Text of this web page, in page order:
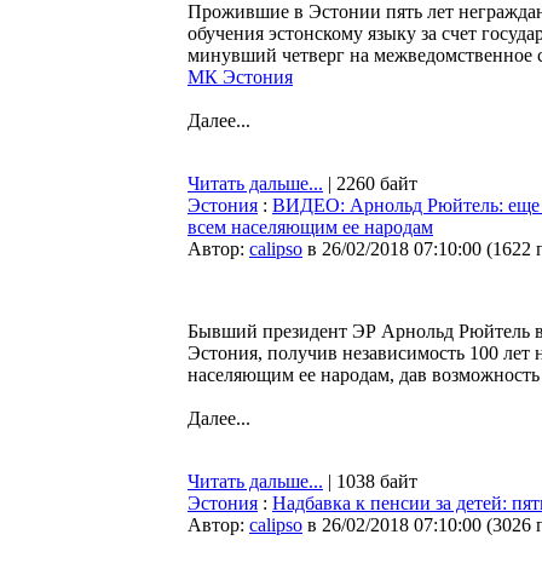
Прожившие в Эстонии пять лет
обучения эстонскому языку за счет
минувший четверг на межведомственное
МК Эстония
Далее...
Читать дальше... | 2260 байт
Эстония : ВИДЕО: Арнольд Рюйтель: еще
всем населяющим ее народам
Автор: calipso в 26/02/2018 07:10:00 (1622
Бывший президент ЭР Арнольд Рюйтель
Эстония, получив независимость 100
населяющим ее народам, дав возможность
Далее...
Читать дальше... | 1038 байт
Эстония : Надбавка к пенсии за детей:
Автор: calipso в 26/02/2018 07:10:00 (3026